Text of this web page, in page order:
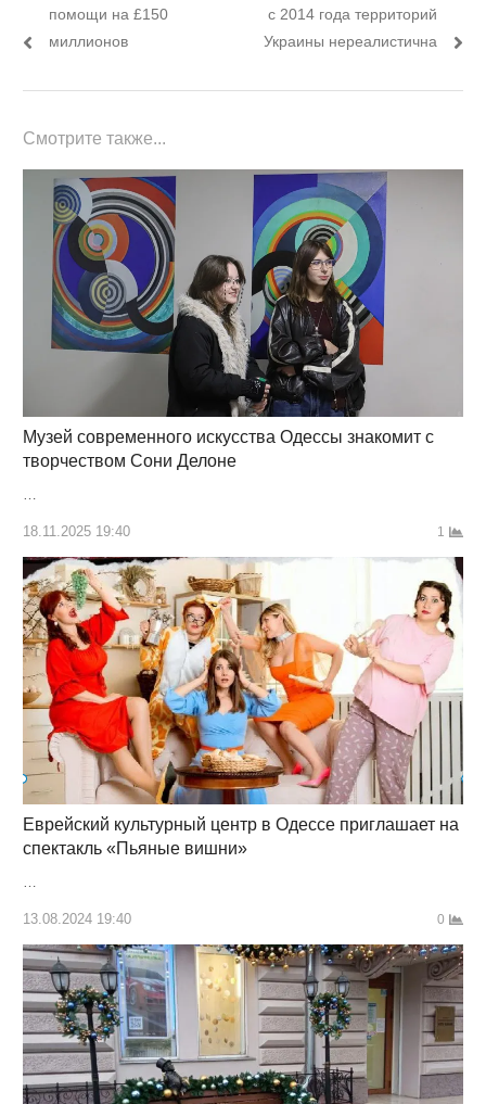
записям
помощи на £150
миллионов
с 2014 года территорий
Украины нереалистична
Смотрите также...
Музей современного искусства Одессы знакомит с
творчеством Сони Делоне
…
18.11.2025 19:40 1
Еврейский культурный центр в Одессе приглашает на
спектакль «Пьяные вишни»
13.08.2024 19:40 0